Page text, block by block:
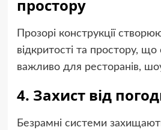
простору
Прозорі конструкції
відкритості та простору,
важливо для ресторанів,
4. Захист від
Безрамні системи